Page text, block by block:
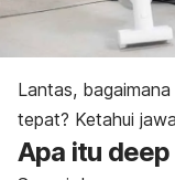
Lantas,
tepat? Ketahui
Apa itu